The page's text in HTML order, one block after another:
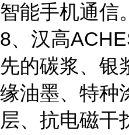
智能手机通信。
8、汉高
先的碳浆、银
缘油墨、特种
层、抗电磁干